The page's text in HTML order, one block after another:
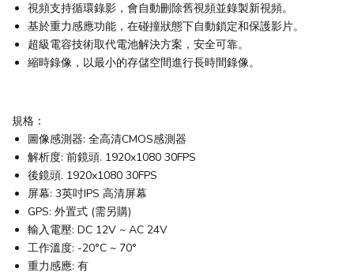
視頻支持循環錄影，會自動刪除舊視頻並錄製新視頻。
基於重力感應功能，在碰撞狀態下自動鎖定和保護影片。
超級電容技術取代電池解決方案，安全可靠。
縮時錄像，以最小的存儲空間進行長時間錄像。
規格：
圖像感測器: 全高清CMOS感測器
解析度: 前鏡頭. 1920x1080 30FPS
後鏡頭. 1920x1080 30FPS
屏幕: 3英吋IPS 高清屏幕
GPS: 外置式 (需另購)
輸入電壓: DC 12V ~ AC 24V
工作溫度: -20°C ~ 70°
重力感應: 有